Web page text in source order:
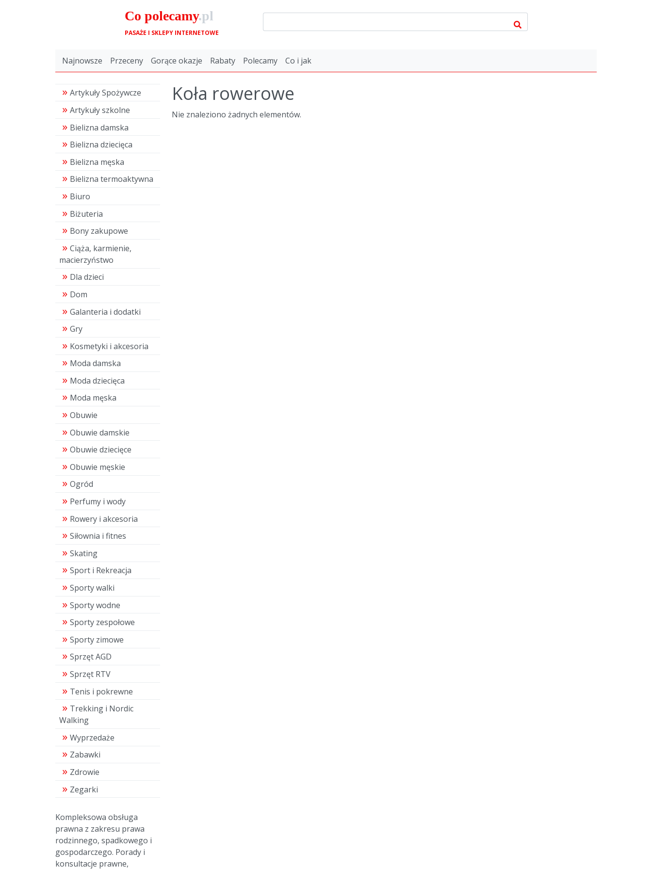
Co polecamy.pl
PASAŻE I SKLEPY INTERNETOWE
Najnowsze Przeceny Gorące okazje Rabaty Polecamy Co i jak
Artykuły Spożywcze
Artykuły szkolne
Bielizna damska
Bielizna dziecięca
Bielizna męska
Bielizna termoaktywna
Biuro
Biżuteria
Bony zakupowe
Ciąża, karmienie,
macierzyństwo
Dla dzieci
Dom
Galanteria i dodatki
Gry
Kosmetyki i akcesoria
Moda damska
Moda dziecięca
Moda męska
Obuwie
Obuwie damskie
Obuwie dziecięce
Obuwie męskie
Ogród
Perfumy i wody
Rowery i akcesoria
Siłownia i fitnes
Skating
Sport i Rekreacja
Sporty walki
Sporty wodne
Sporty zespołowe
Sporty zimowe
Sprzęt AGD
Sprzęt RTV
Tenis i pokrewne
Trekking i Nordic
Walking
Wyprzedaże
Zabawki
Zdrowie
Zegarki
Kompleksowa obsługa
prawna z zakresu prawa
rodzinnego, spadkowego i
gospodarczego. Porady i
konsultacje prawne,
Koła rowerowe
Nie znaleziono żadnych elementów.